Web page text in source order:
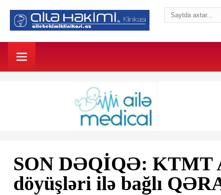
SON DƏQİQƏ: KTMT
döyüşləri ilə bağlı